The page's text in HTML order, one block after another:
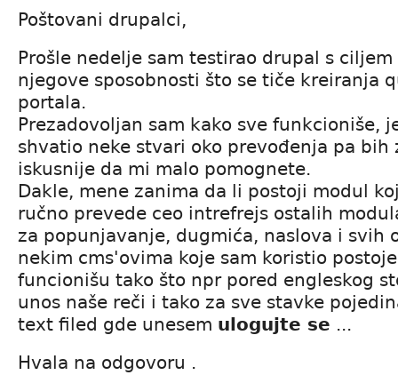
Poštovani drupalci,
Prošle nedelje sam testirao drupal s
njegove sposobnosti što se tiče kreiranja
portala.
Prezadovoljan sam kako sve funkcioniše,
shvatio neke stvari oko prevođenja pa bih
iskusnije da mi malo pomognete.
Dakle, mene zanima da li postoji modul
ručno prevede ceo intrefrejs ostalih
za popunjavanje, dugmića, naslova i svih
nekim cms'ovima koje sam koristio
funcionišu tako što npr pored engleskog
unos naše reči i tako za sve stavke
text filed gde unesem ulogujte se ...
Hvala na odgovoru .